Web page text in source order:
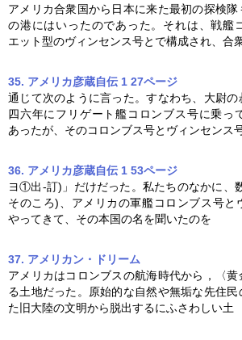
アメリカ合衆国から日本に来た最初の探検
の港にはいったのであった。それは、戦艦
エット型のヴィンセンス号とで構成され、合
35. アメリカ彦蔵自伝 1 27ページ
通じて次のように言った。すなわち、大尉の
四六年にフリゲート艦コロンブス号に乗っ
あったが、そのコロンブス号とヴィンセンス
36. アメリカ彦蔵自伝 1 53ページ
ヨ①出-訂)」だけだった。私たちのなかに、
そのころ)、アメリカの軍艦コロンブス号と
やってきて、その本国の名を聞いたのを
37. アメリカン・ドリーム
アメリカはコロンブスの航海時代から，〈
る土地だった。原始的な自然や無垢な先住
た旧大陸の文明から脱出するにふさわしい土